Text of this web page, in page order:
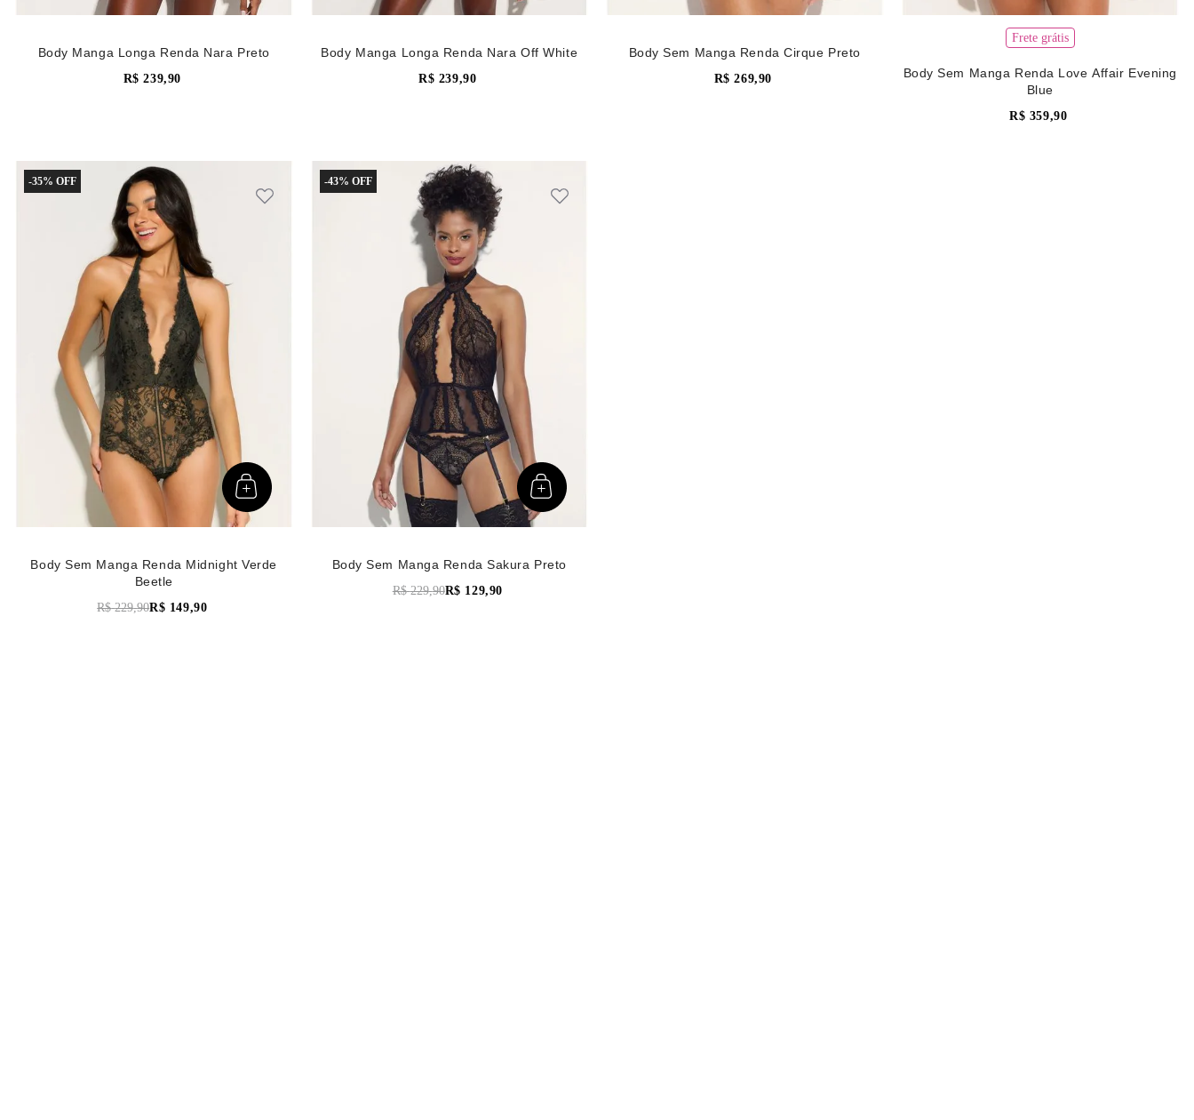
Body Manga Longa Renda Nara Preto
R$ 239,90
Body Manga Longa Renda Nara Off White
R$ 239,90
Body Sem Manga Renda Cirque Preto
R$ 269,90
Frete grátis
Body Sem Manga Renda Love Affair Evening
Blue
R$ 359,90
-35%
Body Sem Manga Renda Midnight Verde
Beetle
R$ 229,90R$ 149,90
-43%
Body Sem Manga Renda Sakura Preto
R$ 229,90R$ 129,90